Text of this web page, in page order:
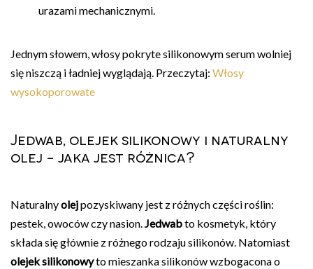
urazami mechanicznymi.
Jednym słowem, włosy pokryte silikonowym serum wolniej
się niszczą i ładniej wyglądają. Przeczytaj: Włosy
wysokoporowate
Jedwab, olejek silikonowy i naturalny
olej - jaka jest różnica?
Naturalnyolejpozyskiwany jest z różnych części roślin:
pestek, owoców czy nasion.Jedwabto kosmetyk, który
składa się głównie z różnego rodzaju silikonów. Natomiast
olejek silikonowyto mieszanka silikonów wzbogacona o